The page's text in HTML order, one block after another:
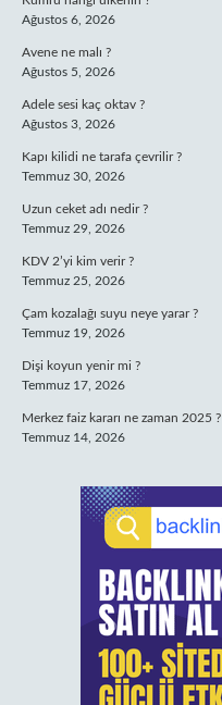
Ağustos 6, 2026
Avene ne malı ?
Ağustos 5, 2026
Adele sesi kaç oktav ?
Ağustos 3, 2026
Kapı kilidi ne tarafa çevrilir ?
Temmuz 30, 2026
Uzun ceket adı nedir ?
Temmuz 29, 2026
KDV 2’yi kim verir ?
Temmuz 25, 2026
Çam kozalağı suyu neye yarar ?
Temmuz 19, 2026
Dişi koyun yenir mi ?
Temmuz 17, 2026
Merkez faiz kararı ne zaman 2025 ?
Temmuz 14, 2026